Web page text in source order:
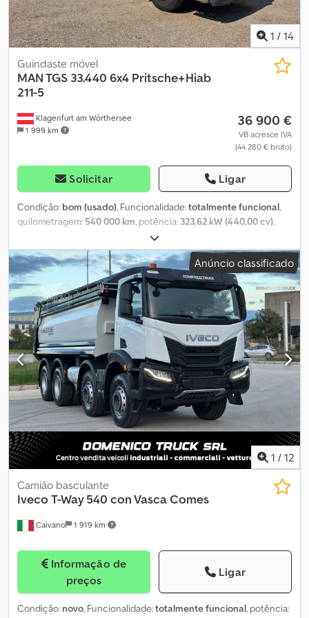
1 / 14
Klagenfurt am Wörthersee
1 999 km
Guindaste móvel
MAN TGS 33.440 6x4 Pritsche+Hiab
211-5
36 900 €
VB acresce IVA
(44 280 € bruto)
Solicitar Ligar
Condição: bom (usado), Funcionalidade:totalmente funcional,
quilometragem: 540 000 km, potência: 323,62 kW (440,00 cv),
, tipo de combustível:
26 000 kg, configuração de eixo:6x4, combustível:diesel, cabina
do condutor:cabina diurna, tipo de engrenagem:mecânico,
classe de emissão:Euro 5, suspensão:aço-ar, comprimento do
espaço de carga:6 300 mm, Ano de fabrico:2011, Equipamento:
ABS, bloqueio do diferencial, controlo de velocidade de
cruzeiro, grua, hidráulica, Bom estado! Pronto para rodar! 6X4
Suspensão mista (mola/ar) Guindaste Hiab 211-5 com controle
remoto (ano 2011) 5 extensões com rotador (15m) Dedpfoufch Dex
Am Tjck Euro 5
Anúncio classificado
1 / 12
Caivano 1 919 km
Camião basculante
IvecoT-Way 540 con Vasca Comes
Informação de
preços
Ligar
Condição: novo, Funcionalidade:totalmente funcional, potência: